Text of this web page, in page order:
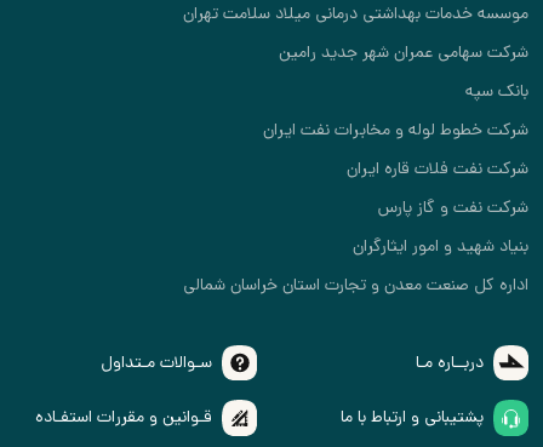
موسسه خدمات بهداشتی درمانی میلاد سلامت تهران
شرکت سهامی عمران شهر جدید رامین
بانک سپه
شرکت خطوط لوله و مخابرات نفت ایران
شرکت نفت فلات قاره ایران
شرکت نفت و گاز پارس
بنیاد شهید و امور ایثارگران
اداره کل صنعت معدن و تجارت استان خراسان شمالی
دربــاره مـا سـوالات مـتداول
پشتیبانی و ارتباط با ما قـوانین و مقررات استفـاده